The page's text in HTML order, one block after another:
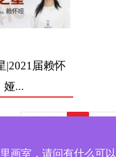
|2021届赖怀
娅...
画室，请问有什么可